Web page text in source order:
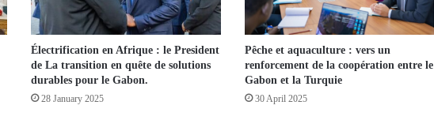
Électrification en Afrique : le President
de La transition en quête de solutions
durables pour le Gabon.
28 January 2025
Pêche et aquaculture : vers un
renforcement de la coopération entre le
Gabon et la Turquie
30 April 2025